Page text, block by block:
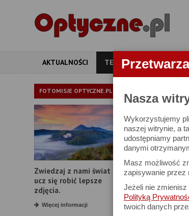
Nasza
Wykorzystujemy
naszej witrynie, a
udostępniamy
danymi
Masz możliwość
zapisywanie przez
Jeżeli nie
Polityką
twoich danych
AKTUALNOŚCI TESTY ARTYKUŁY
FOTOMISJE OPTYCZNE.PL
Zwiedzaj z nami świat i
ucz się robić lepsze
zdjęcia.
Więcej informacji
TEST
Meike
3 grudnia
11.